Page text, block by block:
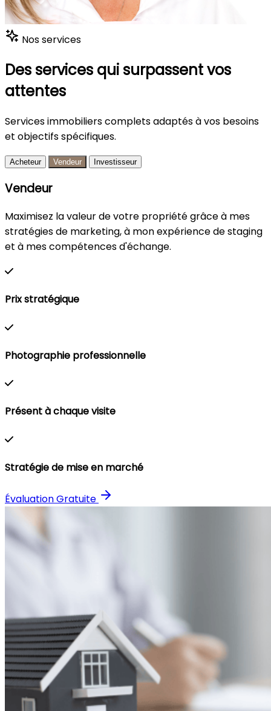
Nos services
Des services qui surpassent vos
attentes
Services immobiliers complets adaptés à vos besoins
et objectifs spécifiques.
Acheteur Vendeur Investisseur
Vendeur
Maximisez la valeur de votre propriété grâce à mes
stratégies de marketing, à mon expérience de staging
et à mes compétences d'échange.
Prix stratégique
Photographie professionnelle
Présent à chaque visite
Stratégie de mise en marché
Évaluation Gratuite